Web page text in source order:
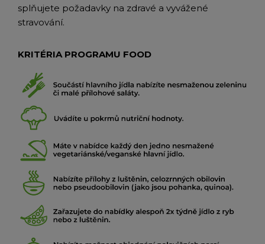
splňujete požadavky na zdravé a vyvážené
stravování.
KRITÉRIA PROGRAMU FOOD